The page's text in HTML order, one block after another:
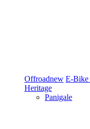
Offroadnew E-Bike
Heritage
Panigale